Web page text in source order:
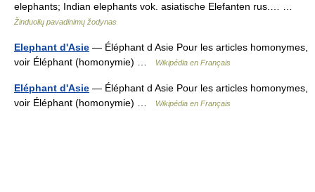
elephants; Indian elephants vok. asiatische Elefanten rus.… …
Žinduolių pavadinimų žodynas
Elephant d'Asie — Éléphant d Asie Pour les articles homonymes,
voir Éléphant (homonymie) …
Wikipédia en Français
Eléphant d'Asie — Éléphant d Asie Pour les articles homonymes,
voir Éléphant (homonymie) …
Wikipédia en Français